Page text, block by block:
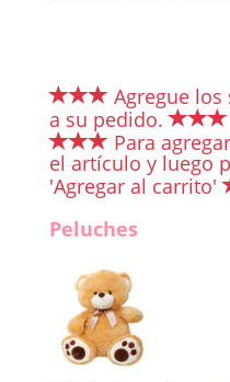
Agregue
a su pedido.
Para
el artículo y luego
'Agregar al carrito'
Peluches